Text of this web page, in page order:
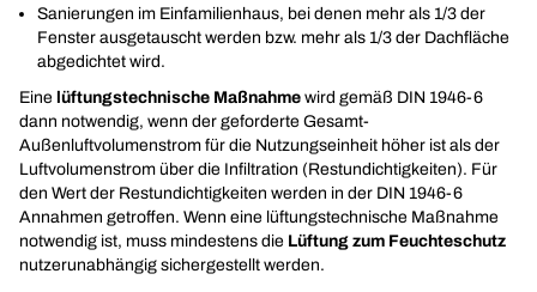
Sanierungen im Einfamilienhaus, bei denen mehr als 1/3 der
Fenster ausgetauscht werden bzw. mehr als 1/3 der Dachfläche
abgedichtet wird.
Eine lüftungstechnische Maßnahme wird gemäß DIN 1946-6
dann notwendig, wenn der geforderte Gesamt-
Außenluftvolumenstrom für die Nutzungseinheit höher ist als der
Luftvolumenstrom über die Infiltration (Restundichtigkeiten). Für
den Wert der Restundichtigkeiten werden in der DIN 1946-6
Annahmen getroffen. Wenn eine lüftungstechnische Maßnahme
notwendig ist, muss mindestens die Lüftung zum Feuchteschutz
nutzerunabhängig sichergestellt werden.